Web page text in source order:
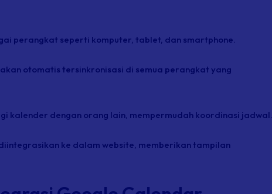
perangkat seperti komputer, tablet, dan smartphone.
otomatis tersinkronisasi di semua perangkat yang
kalender dengan orang lain, mempermudah koordinasi jadwal.
ke dalam website , memberikan tampilan